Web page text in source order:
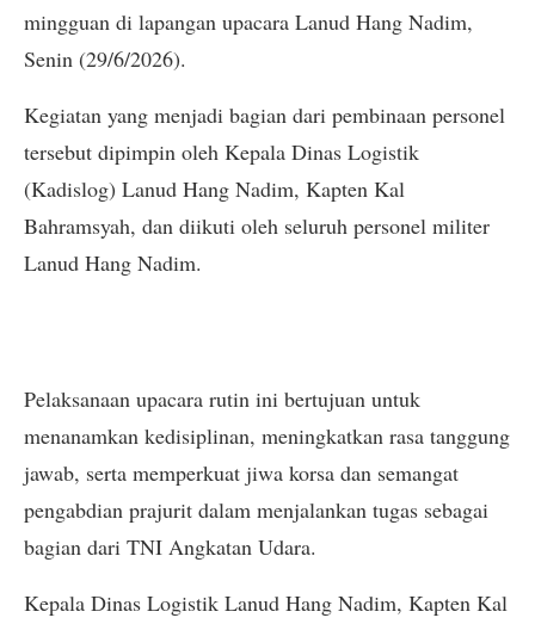
mingguan di lapangan upacara Lanud Hang Nadim,
Senin (29/6/2026).
Kegiatan yang menjadi bagian dari pembinaan personel
tersebut dipimpin oleh Kepala Dinas Logistik
(Kadislog) Lanud Hang Nadim, Kapten Kal
Bahramsyah, dan diikuti oleh seluruh personel militer
Lanud Hang Nadim.
Pelaksanaan upacara rutin ini bertujuan untuk
menanamkan kedisiplinan, meningkatkan rasa tanggung
jawab, serta memperkuat jiwa korsa dan semangat
pengabdian prajurit dalam menjalankan tugas sebagai
bagian dari TNI Angkatan Udara.
Kepala Dinas Logistik Lanud Hang Nadim, Kapten Kal